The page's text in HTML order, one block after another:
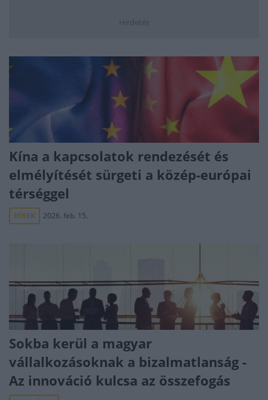
Hirdetés
Kína a kapcsolatok rendezését és
elmélyítését sürgeti a közép-európai
térséggel
HÍREK 2026. feb. 15.
Sokba kerül a magyar
vállalkozásoknak a bizalmatlanság -
Az innováció kulcsa az összefogás